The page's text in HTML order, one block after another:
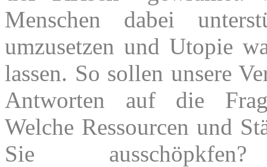
Menschen dabei
umzusetzen und Utopie
lassen. So sollen unsere
Antworten auf die
Welche Ressourcen und
Sie